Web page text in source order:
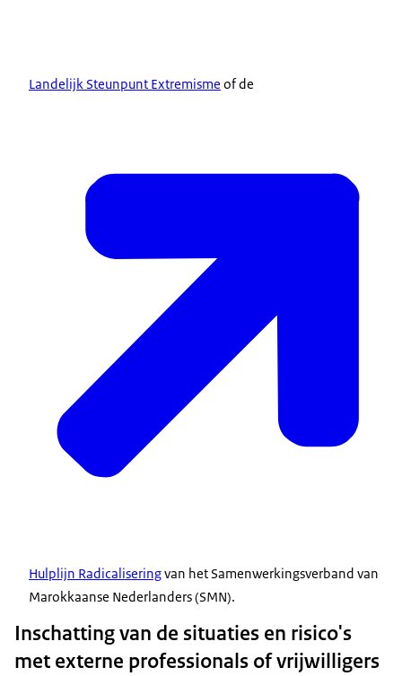
Landelijk Steunpunt Extremisme of de
Hulplijn Radicaliseringvan het Samenwerkingsverband van
Marokkaanse Nederlanders (SMN).
Inschatting van de situaties en risico's
met externe professionals of vrijwilligers